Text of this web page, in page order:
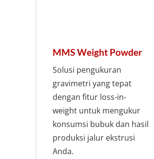
MMS Weight Powder
Solusi pengukuran
gravimetri yang tepat
dengan fitur loss-in-
weight untuk mengukur
konsumsi bubuk dan hasil
produksi jalur ekstrusi
Anda.